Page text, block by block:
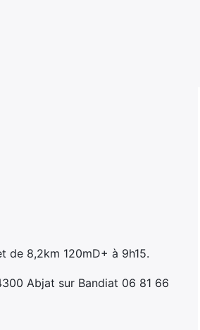
de 8,2km 120mD+ à 9h15.
Abjat sur Bandiat 06 81 66